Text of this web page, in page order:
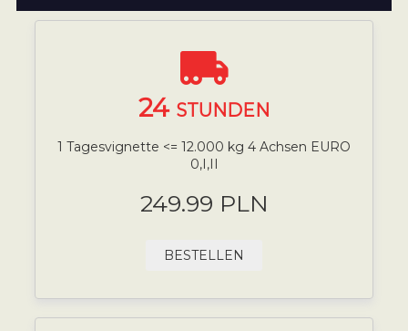
24 STUNDEN
1 Tagesvignette <= 12.000 kg 4 Achsen EURO
0,I,II
249.99 PLN
BESTELLEN